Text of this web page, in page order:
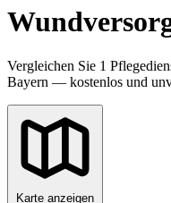
Vergleichen Sie 1
Bayern — kostenlos und
Karte anzeigen